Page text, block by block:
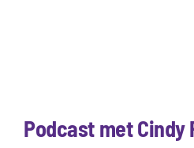
Podcast met Cindy